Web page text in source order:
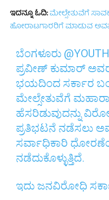
ಇದನ್ನೂ ಓದಿ:ಮೇಲ್ಸೇತುವೆಗೆ
ಹೋರಾಟಗಾರರಿಗೆ‌ ಮಾಡುವ
ಬೆಂಗಳೂರು
ಪ್ರವೀಣ್ ಕುಮಾರ್
ಭಯದಿಂದ ಸರ್ಕಾರ
ಮೇಲ್ಸೇತುವೆಗೆ
ಹೆಸರಿಡುವುದನ್ನು
ಪ್ರತಿಭಟನೆ ನಡೆಸಲು
ಸರ್ವಾಧಿಕಾರಿ
ನಡೆದುಕೊಳ್ಳುತ್ತಿದೆ.
ಇದು ಜನವಿರೋಧಿ